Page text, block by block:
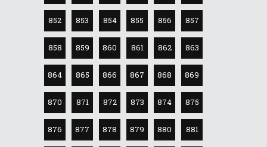
852 853 854 855 856 857
858 859 860 861 862 863
864 865 866 867 868 869
870 871 872 873 874 875
876 877 878 879 880 881